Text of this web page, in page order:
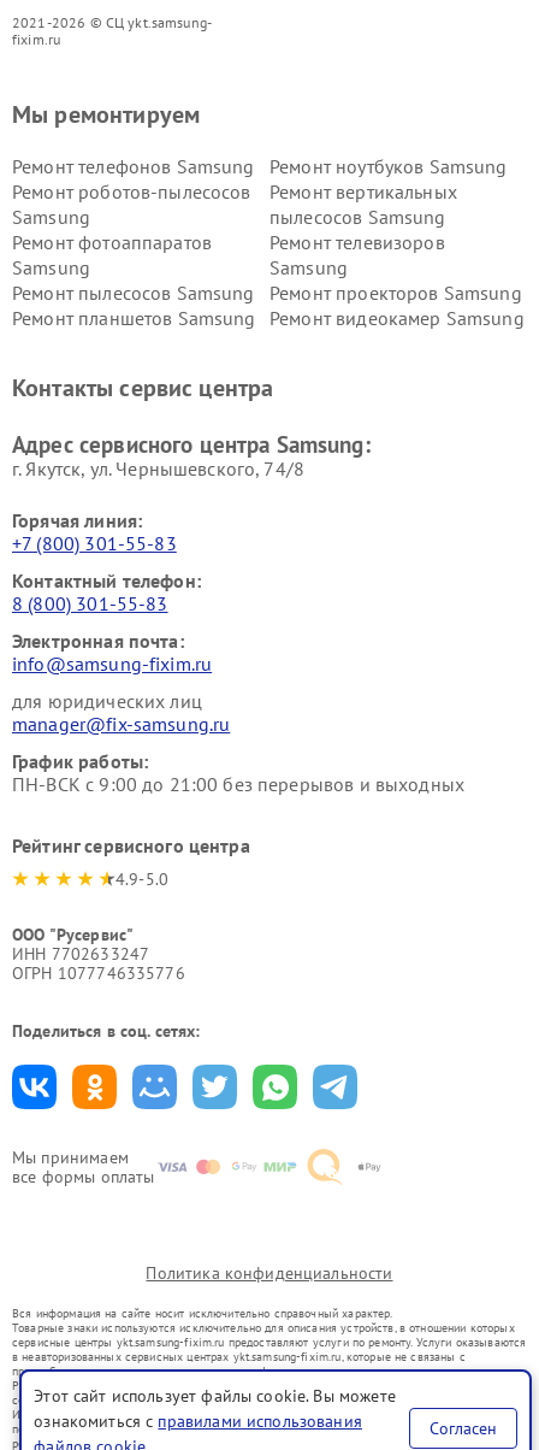
2021-2026 © СЦ ykt.samsung-
fixim.ru
Мы принимаем
все формы оплаты
Мы ремонтируем
Ремонт телефонов Samsung
Ремонт ноутбуков Samsung
Ремонт роботов-пылесосов
Samsung
Ремонт вертикальных
пылесосов Samsung
Ремонт фотоаппаратов
Samsung
Ремонт телевизоров
Samsung
Ремонт пылесосов Samsung
Ремонт проекторов Samsung
Ремонт планшетов Samsung
Ремонт видеокамер Samsung
Контакты сервис центра
Адрес сервисного центра Samsung:
г. Якутск, ул. Чернышевского, 74/8
Горячая линия:
+7 (800) 301-55-83
Контактный телефон:
8 (800) 301-55-83
Электронная почта:
info@samsung-fixim.ru
для юридических лиц
manager@fix-samsung.ru
График работы:
ПН-ВСК с 9:00 до 21:00 без перерывов и выходных
Рейтинг сервисного центра
4.9-5.0
ООО "Русервис"
ИНН 7702633247
ОГРН 1077746335776
Поделиться в соц. сетях:
Политика конфиденциальности
Вся информация на сайте носит исключительно справочный характер.
Товарные знаки используются исключительно для описания устройств, в отношении которых
сервисные центры ykt.samsung-fixim.ru предоставляют услуги по ремонту. Услуги оказываются
в неавторизованных сервисных центрах ykt.samsung-fixim.ru, которые не связаны с
правообладателями товарных знаков или их официальными представителями.
Ремонт осуществляется для устройств, уже введенных в гражданский оборот в соответствии
со статьей 1487 ГК РФ.
Использование товарных знаков не преследует цели индивидуализации услуг или введения
потребителей в заблуждение, а служит для информирования о предоставляемых услугах по
ремонту техники указанных брендов.
Этот сайт использует файлы cookie. Вы можете
ознакомиться с правилами использования
Согласен